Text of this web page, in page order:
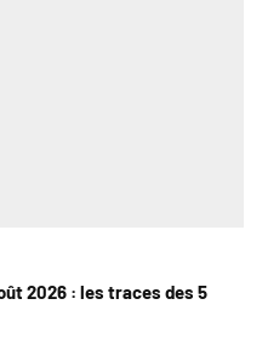
2026 : les traces des 5